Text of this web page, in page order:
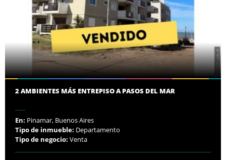
2 AMBIENTES MÁS ENTREPISO A PASOS DEL MAR
En: Pinamar, Buenos Aires
Tipo de inmueble: Departamento
Tipo de negocio: Venta